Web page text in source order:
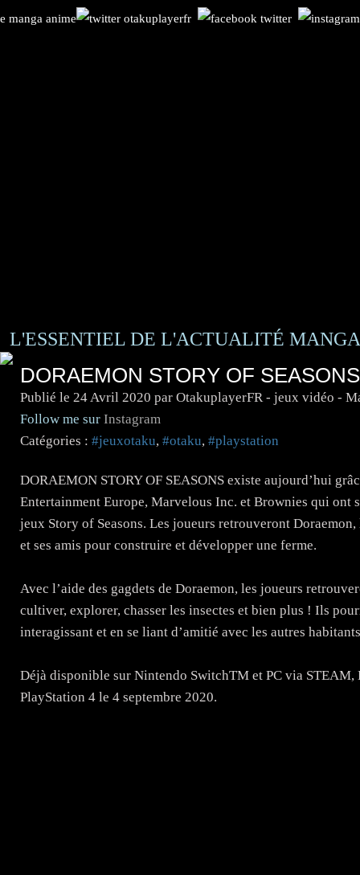
L'ESSENTIEL DE L'ACTUALITÉ
DORAEMON STORY OF
Publié le 24 Avril 2020 par OtakuplayerFR - jeux vidéo -
Follow me sur Instagram
Catégories : #jeuxotaku, #otaku, #playstation
DORAEMON STORY OF SEASONS existe aujourd’hui
Entertainment Europe, Marvelous Inc. et Brownies qui ont
jeux Story of Seasons. Les joueurs retrouveront
et ses amis pour construire et développer une ferme.
Avec l’aide des gagdets de Doraemon, les joueurs
cultiver, explorer, chasser les insectes et bien plus ! Ils
interagissant et en se liant d’amitié avec les autres
Déjà disponible sur Nintendo SwitchTM et PC via STEAM,
PlayStation 4 le 4 septembre 2020.